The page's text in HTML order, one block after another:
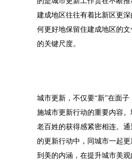
建成地区往往有着比新区更
何更好地保留住建成地区的
的关键尺度。
城市更新，不仅要“新”在面
施城市更新行动的重要内容
老百姓的获得感紧密相连。
的更新行动中，同城市一起
到美的内涵，在提升城市美